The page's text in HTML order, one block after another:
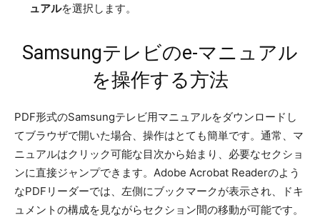
ュアルを選択します。
Samsungテレビのe-マニュアル
を操作する方法
PDF形式のSamsungテレビ用マニュアルをダウンロードし
てブラウザで開いた場合、操作はとても簡単です。通常、マ
ニュアルはクリック可能な目次から始まり、必要なセクショ
ンに直接ジャンプできます。Adobe Acrobat Readerのよう
なPDFリーダーでは、左側にブックマークが表示され、ドキ
ュメントの構成を見ながらセクション間の移動が可能です。